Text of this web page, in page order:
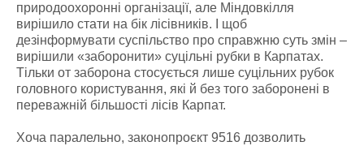
природоохоронні організації, але Міндовкілля
вирішило стати на бік лісівників. І щоб
дезінформувати суспільство про справжню суть змін –
вирішили «заборонити» суцільні рубки в Карпатах.
Тільки от заборона стосується лише суцільних рубок
головного користування, які й без того заборонені в
переважній більшості лісів Карпат.
Хоча паралельно, законопроєкт 9516 дозволить